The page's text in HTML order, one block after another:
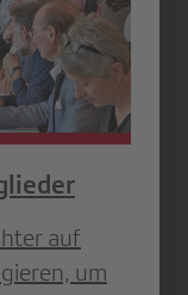
auf
um